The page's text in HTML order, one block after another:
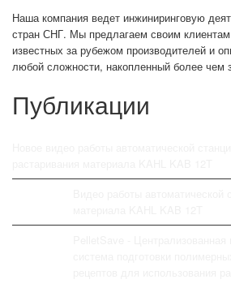
Наша компания ведет инжиниринговую
стран СНГ. Мы предлагаем своим
известных за рубежом производителей и
любой сложности, накопленный более чем
Публикации